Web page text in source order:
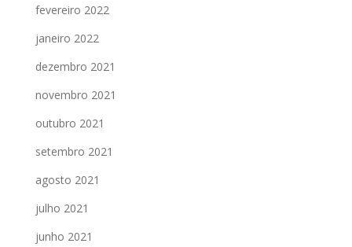
fevereiro 2022
janeiro 2022
dezembro 2021
novembro 2021
outubro 2021
setembro 2021
agosto 2021
julho 2021
junho 2021